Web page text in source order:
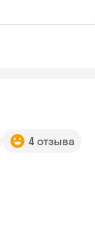
4 отзыва